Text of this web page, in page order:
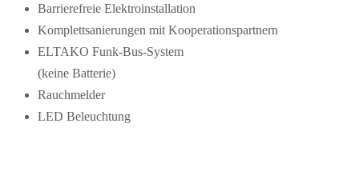
Barrierefreie Elektroinstallation
Komplettsanierungen mit Kooperationspartnern
ELTAKO Funk-Bus-System
(keine Batterie)
Rauchmelder
LED Beleuchtung